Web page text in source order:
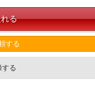
する
る